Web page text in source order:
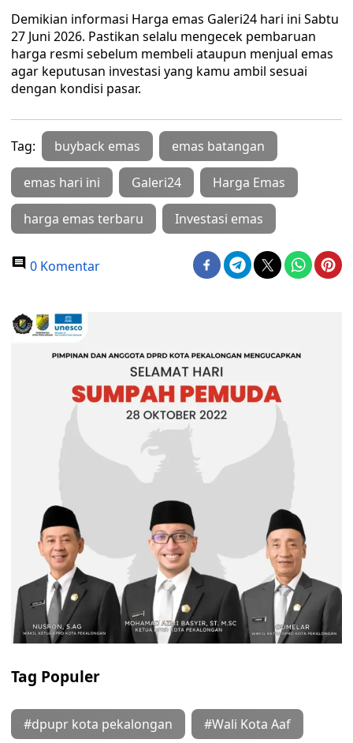
Demikian informasi Harga emas Galeri24 hari ini Sabtu
27 Juni 2026. Pastikan selalu mengecek pembaruan
harga resmi sebelum membeli ataupun menjual emas
agar keputusan investasi yang kamu ambil sesuai
dengan kondisi pasar.
Tag: buyback emas emas batangan
emas hari ini Galeri24 Harga Emas
harga emas terbaru Investasi emas
0 Komentar
Tag Populer
#dpupr kota pekalongan #Wali Kota Aaf